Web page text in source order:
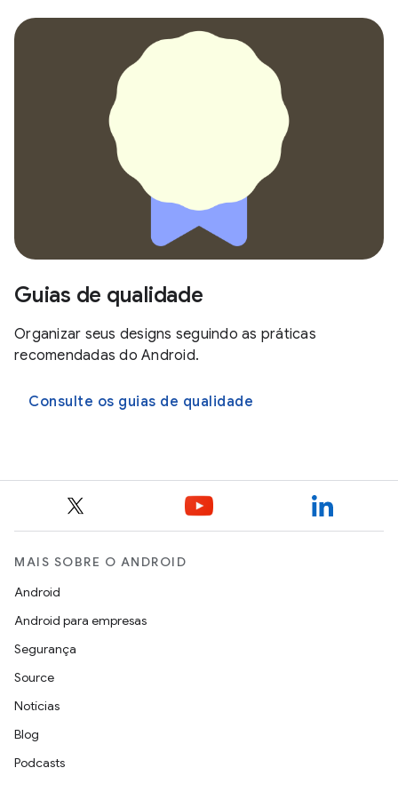
Guias de qualidade
Organizar seus designs seguindo as práticas
recomendadas do Android.
Consulte os guias de qualidade
MAIS SOBRE O ANDROID
Android
Android para empresas
Segurança
Source
Notícias
Blog
Podcasts